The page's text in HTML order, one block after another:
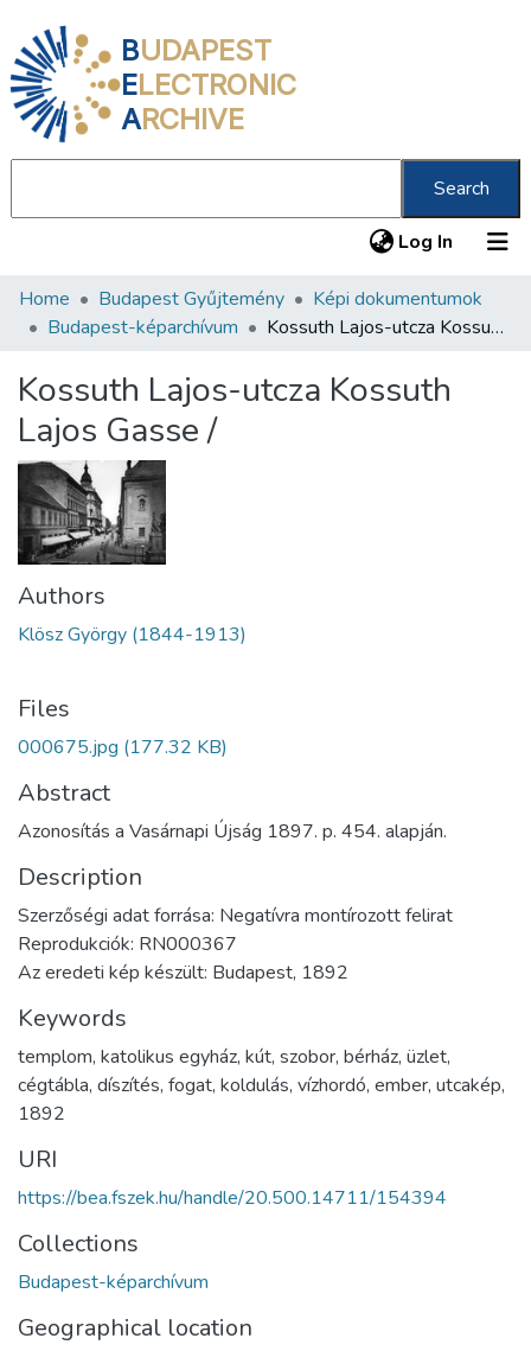
BUDAPEST
ELECTRONIC
ARCHIVE
Search
Log In (current)
Communities & Collections
Statistics
About us
Home Budapest Gyűjtemény
Képi dokumentumok
Budapest-képarchívum
Kossuth Lajos-utcza Kossuth Lajos Gasse /
Kossuth Lajos-utcza Kossuth
Lajos Gasse /
Authors
Klösz György (1844-1913)
Files
000675.jpg (177.32 KB)
Abstract
Azonosítás a Vasárnapi Újság 1897. p. 454. alapján.
Description
Szerzőségi adat forrása: Negatívra montírozott felirat
Reprodukciók: RN000367
Az eredeti kép készült: Budapest, 1892
Keywords
templom, katolikus egyház, kút, szobor, bérház, üzlet,
cégtábla, díszítés, fogat, koldulás, vízhordó, ember, utcakép,
1892
URI
https://bea.fszek.hu/handle/20.500.14711/154394
Collections
Budapest-képarchívum
Geographical location